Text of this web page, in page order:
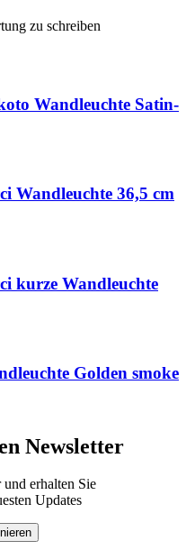
zu schreiben
Wandleuchte Satin-
Wandleuchte 36,5 cm
kurze Wandleuchte
Golden smoke
Newsletter
erhalten Sie
Updates